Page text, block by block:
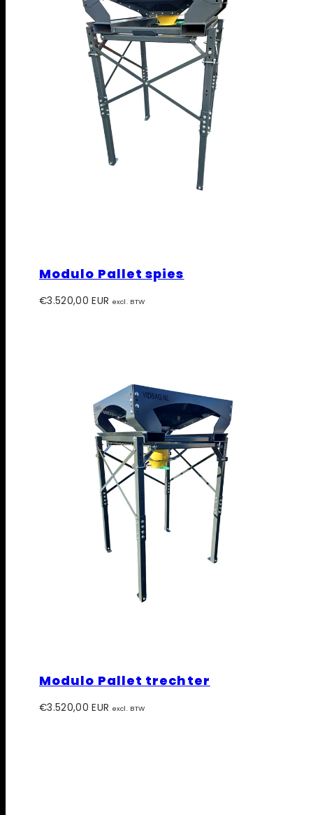
Modulo Pallet spies
Prijs
€3.520,00 EUR excl. BTW
Modulo Pallet trechter
Prijs
€3.520,00 EUR excl. BTW